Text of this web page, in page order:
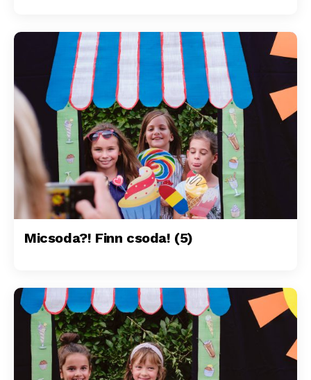
Micsoda?! Finn csoda! (5)